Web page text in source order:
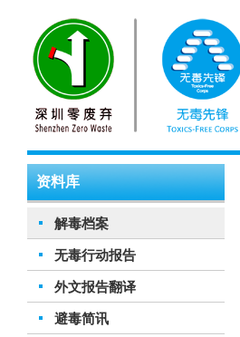
资料库
解毒档案
无毒行动报告
外文报告翻译
避毒简讯